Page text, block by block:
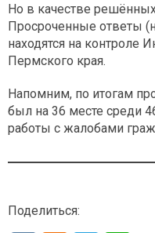
Но в качестве
Просроченные ответы
находятся на контроле
Пермского края.
Напомним, по итогам
был на 36 месте среди
работы с жалобами
Поделиться: